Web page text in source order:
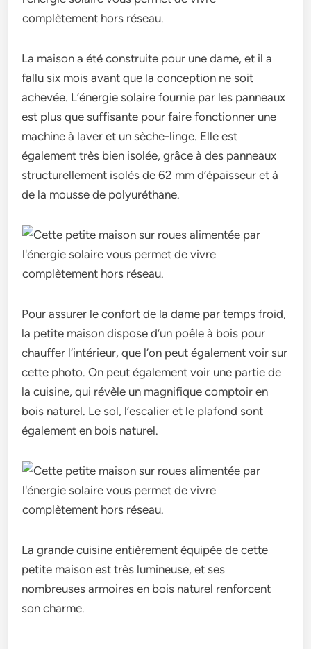
La maison a été construite pour une dame, et il a
fallu six mois avant que la conception ne soit
achevée. L’énergie solaire fournie par les panneaux
est plus que suffisante pour faire fonctionner une
machine à laver et un sèche-linge. Elle est
également très bien isolée, grâce à des panneaux
structurellement isolés de 62 mm d’épaisseur et à
de la mousse de polyuréthane.
Pour assurer le confort de la dame par temps froid,
la petite maison dispose d’un poêle à bois pour
chauffer l’intérieur, que l’on peut également voir sur
cette photo. On peut également voir une partie de
la cuisine, qui révèle un magnifique comptoir en
bois naturel. Le sol, l’escalier et le plafond sont
également en bois naturel.
La grande cuisine entièrement équipée de cette
petite maison est très lumineuse, et ses
nombreuses armoires en bois naturel renforcent
son charme.